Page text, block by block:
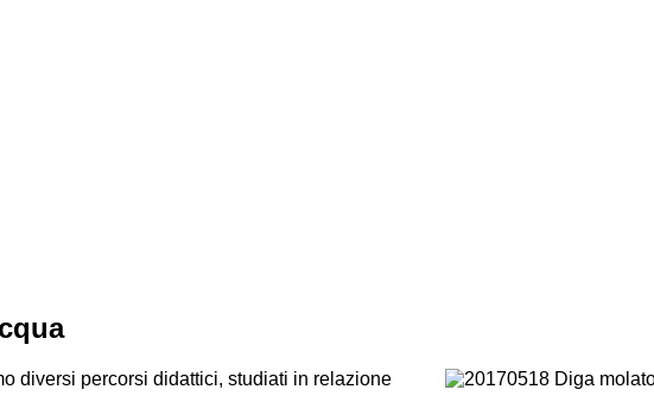
diversi percorsi didattici, studiati in relazione